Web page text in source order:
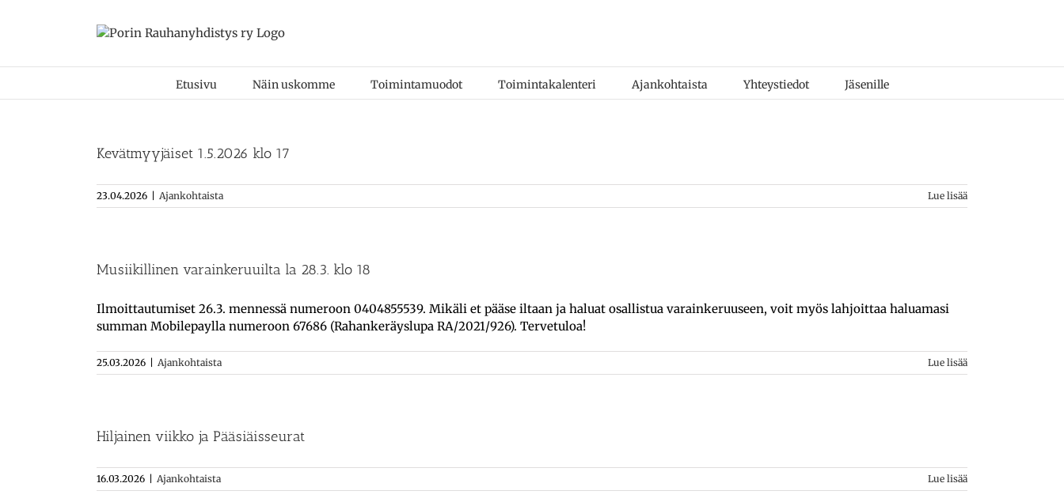
Etusivu Näin uskomme Toimintamuodot Toimintakalenteri Ajankohtaista Yhteystiedot Jäsenille
Kevätmyyjäiset 1.5.2026 klo 17
23.04.2026 Ajankohtaista Lue lisää
Musiikillinen varainkeruuilta la 28.3. klo 18
Ilmoittautumiset 26.3. mennessä numeroon 0404855539. Mikäli et pääse iltaan ja haluat osallistua varainkeruuseen, voit myös lahjoittaa haluamasi
summan Mobilepaylla numeroon 67686 (Rahankeräyslupa RA/2021/926). Tervetuloa!
25.03.2026 Ajankohtaista Lue lisää
Hiljainen viikko ja Pääsiäisseurat
16.03.2026 Ajankohtaista Lue lisää